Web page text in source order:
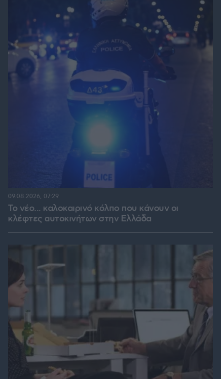
Το νέο... καλοκαιρινό κόλπο που κάνουν οι
κλέφτες αυτοκινήτων στην Ελλάδα
09.08.2026, 07:29